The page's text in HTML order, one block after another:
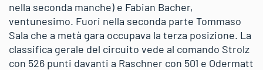
nella seconda manche) e Fabian Bacher,
ventunesimo. Fuori nella seconda parte Tommaso
Sala che a metà gara occupava la terza posizione. La
classifica gerale del circuito vede al comando Strolz
con 526 punti davanti a Raschner con 501 e Odermatt